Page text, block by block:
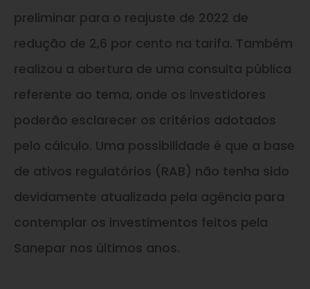
preliminar para o reajuste de 2022 de
redução de 2,6 por cento na tarifa. Também
realizou a abertura de uma consulta pública
referente ao tema, onde os investidores
poderão esclarecer os critérios adotados
pelo cálculo. Uma possibilidade é que a base
de ativos regulatórios (RAB) não tenha sido
devidamente atualizada pela agência para
contemplar os investimentos feitos pela
Sanepar nos últimos anos.